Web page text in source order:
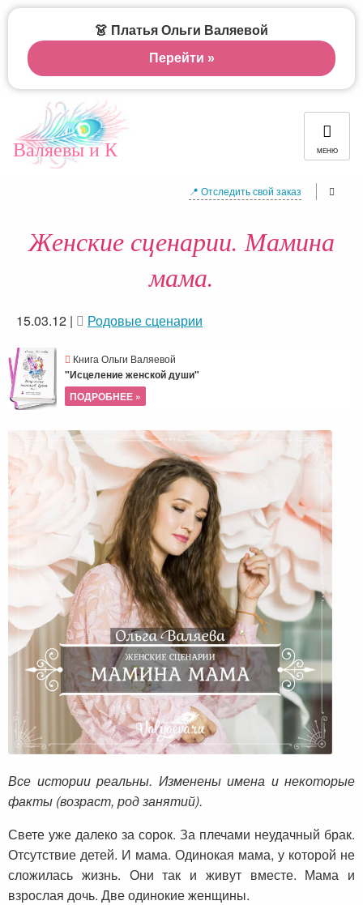
Валяевы и К МЕНЮ
📍 Отследить свой заказ
Женские сценарии. Мамина
мама.
15.03.12 | Родовые сценарии
Книга Ольги Валяевой
"Исцеление женской души"
ПОДРОБНЕЕ »
Все истории реальны. Изменены имена и некоторые
факты (возраст, род занятий).
Свете уже далеко за сорок. За плечами неудачный брак.
Отсутствие детей. И мама. Одинокая мама, у которой не
сложилась жизнь. Они так и живут вместе. Мама и
взрослая дочь. Две одинокие женщины.
👗 Платья Ольги Валяевой
Перейти »